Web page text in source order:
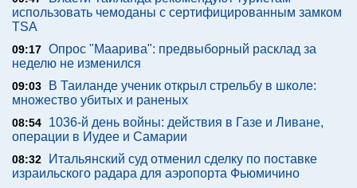
использовать чемоданы с сертифицированным замком
TSA
09:17 Опрос "Mаарива": предвыборный расклад за
неделю не изменился
09:03
В Таиланде ученик открыл стрельбу в школе:
множество убитых и раненых
08:54
1036-й день войны: действия в Газе и Ливане,
операции в Иудее и Самарии
08:32
Итальянский суд отменил сделку по поставке
израильского радара для аэропорта Фьюмичино